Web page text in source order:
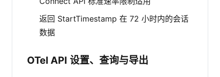
返回 StartTimestamp 在 72 小时内的会话
数据
OTel API 设置、查询与导出